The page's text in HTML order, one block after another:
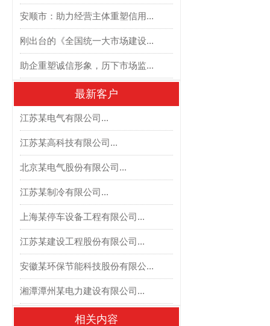
安顺市：助力经营主体重塑信用...
刚出台的《全国统一大市场建设...
助企重塑诚信形象，历下市场监...
最新客户
江苏某电气有限公司...
江苏某高科技有限公司...
北京某电气股份有限公司...
江苏某制冷有限公司...
上海某停车设备工程有限公司...
江苏某建设工程股份有限公司...
安徽某环保节能科技股份有限公...
湘潭潭州某电力建设有限公司...
相关内容